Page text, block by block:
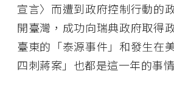
宣言〉而遭到政府控制行動的
開臺灣，成功向瑞典政府取得
臺東的「泰源事件」和發生在
四刺蔣案」也都是這一年的事情